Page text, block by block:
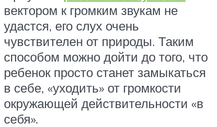
вектором к громким звукам не
удастся, его слух очень
чувствителен от природы. Таким
способом можно дойти до того, что
ребенок просто станет замыкаться
в себе, «уходить» от громкости
окружающей действительности «в
себя».